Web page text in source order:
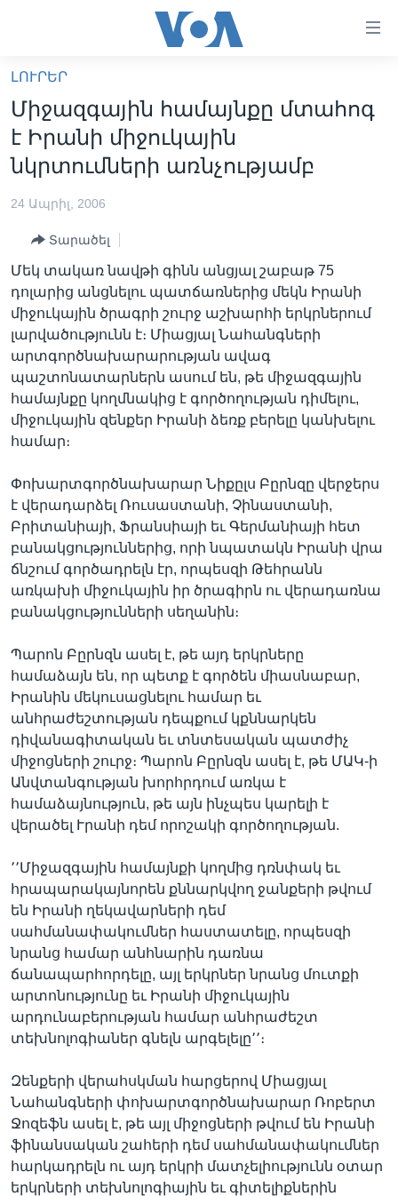
հիմնական
բովանդակությանը
անցնել
հիմնական
բովանդակությանը
բովանդակություն
ԼՈՒՐԵՐ
ՍՓՅՈՒՌՔ
IN ENGLISH
ՄԵՐ ՄԱՍԻՆ
«ԱՄԵՐԻԿԱՅԻ ՁԱՅՆ»-Ի ԿԱՆՈՆԱԴՐՈՒԹՅՈՒՆ
ԿԱՊ ՄԵԶ ՀԵՏ
ՈՒԿՐԱԻՆԱԿԱՆ ՊԱՏԵՐԱԶՄ
Learning English
ՀԵՏԵՒԵՔ ՄԵԶ
ԼՈՒՐԵՐ
Միջազգային համայնքը մտահոգ
է Իրանի միջուկային
նկրտումների առնչությամբ
24 Ապրիլ, 2006
Տարածել
Մեկ տակառ նավթի գինն անցյալ շաբաթ 75
դոլարից անցնելու պատճառներից մեկն Իրանի
միջուկային ծրագրի շուրջ աշխարհի երկրներում
լարվածությունն է։ Միացյալ Նահանգների
արտգործնախարարության ավագ
պաշտոնատարներն ասում են, թե միջազգային
համայնքը կողմնակից է գործողության դիմելու,
միջուկային զենքեր Իրանի ձեռք բերելը կանխելու
համար։
Փոխարտգործնախարար Նիքըլս Բըրնզը վերջերս
է վերադարձել Ռուսաստանի, Չինաստանի,
Բրիտանիայի, Ֆրանսիայի եւ Գերմանիայի հետ
բանակցություններից, որի նպատակն Իրանի վրա
ճնշում գործադրելն էր, որպեսզի Թեհրանն
առկախի միջուկային իր ծրագիրն ու վերադառնա
բանակցությունների սեղանին։
Պարոն Բըրնզն ասել է, թե այդ երկրները
համաձայն են, որ պետք է գործեն միասնաբար,
Իրանին մեկուսացնելու համար եւ
անհրաժեշտության դեպքում կքննարկեն
դիվանագիտական եւ տնտեսական պատժիչ
միջոցների շուրջ։ Պարոն Բըրնզն ասել է, թե ՄԱԿ-ի
Անվտանգության խորհրդում առկա է
համաձայնություն, թե այն ինչպես կարելի է
վերածել Ւրանի դեմ որոշակի գործողության.
՚՚Միջազգային համայնքի կողմից դռնփակ եւ
հրապարակայնորեն քննարկվող ջանքերի թվում
են Իրանի ղեկավարների դեմ
սահմանափակումներ հաստատելը, որպեսզի
նրանց համար անհնարին դառնա
ճանապարհորդելը, այլ երկրներ նրանց մուտքի
արտոնությունը եւ Իրանի միջուկային
արդունաբերության համար անհրաժեշտ
տեխնոլոգիաներ գնելն արգելելը՚՚։
Զենքերի վերահսկման հարցերով Միացյալ
Նահանգների փոխարտգործնախարար Ռոբերտ
Ջոզեֆն ասել է, թե այլ միջոցների թվում են Իրանի
ֆինանսական շահերի դեմ սահմանափակումներ
հարկադրելն ու այդ երկրի մատչելիությունն օտար
երկրների տեխնոլոգիային եւ գիտելիքներին